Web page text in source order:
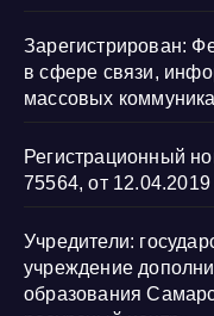
Зарегистрирован:
в сфере связи,
массовых
Регистрационный
75564, от 12.04.2019
Учредители:
учреждение
образования